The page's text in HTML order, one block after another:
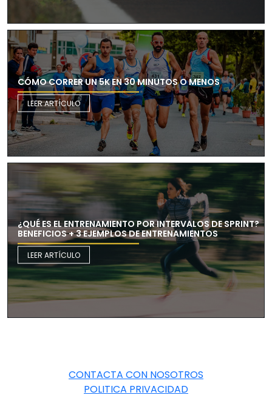
CÓMO CORRER UN 5K EN 30 MINUTOS O MENOS
LEER ARTÍCULO
¿QUÉ ES EL ENTRENAMIENTO POR INTERVALOS DE SPRINT?
BENEFICIOS + 3 EJEMPLOS DE ENTRENAMIENTOS
LEER ARTÍCULO
CONTACTA CON NOSOTROS
POLITICA PRIVACIDAD